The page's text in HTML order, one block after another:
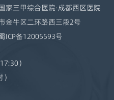
家三甲综合医院·成都西区医院
金牛区二环路西三段2号
ICP备12005593号
）